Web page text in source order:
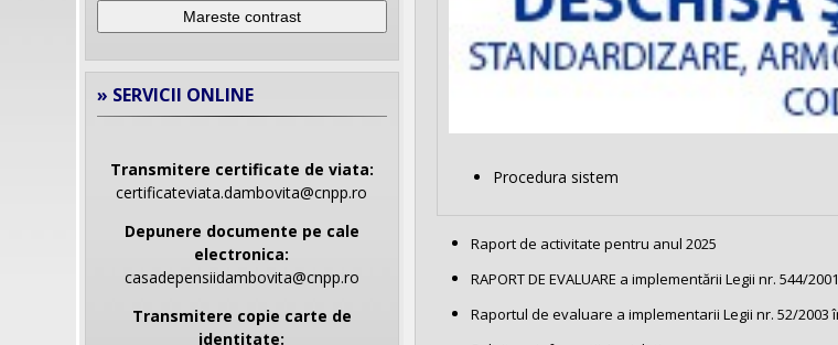
Mareste contrast
» SERVICII ONLINE
Transmitere certificate de viata:
certificateviata.dambovita@cnpp.ro
Depunere documente pe cale
electronica:
casadepensiidambovita@cnpp.ro
Transmitere copie carte de
identitate:
Procedura sistem
Raport de activitate pentru anul 2025
RAPORT DE EVALUARE a implementării Legii nr. 544/
Raportul de evaluare a implementarii Legii nr. 52/2003